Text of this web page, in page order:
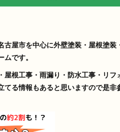
屋市を中心に外壁塗装・屋根塗装
です。
根工事・雨漏り・防水工事・リフ
る情報もあると思いますので是非